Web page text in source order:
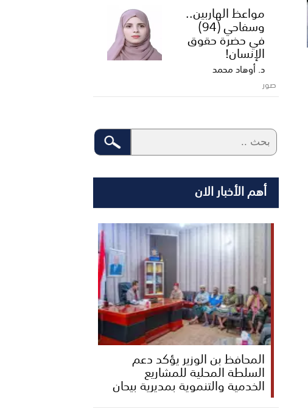
مواعظ الهاربين..
وسفاحي (94)
في حضرة حقوق
الإنسان!
د. أوهاد محمد
صور
أهم الأخبار الان
المحافظ بن الوزير يؤكد دعم
السلطة المحلية للمشاريع
الخدمية والتنموية بمديرية بيحان